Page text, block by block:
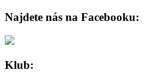
Najdete nás na Facebooku:
Klub: